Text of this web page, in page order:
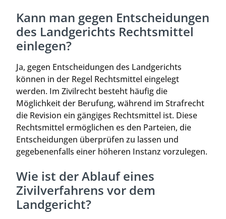
Kann man gegen Entscheidungen
des Landgerichts Rechtsmittel
einlegen?
Ja, gegen Entscheidungen des Landgerichts
können in der Regel Rechtsmittel eingelegt
werden. Im Zivilrecht besteht häufig die
Möglichkeit der Berufung, während im Strafrecht
die Revision ein gängiges Rechtsmittel ist. Diese
Rechtsmittel ermöglichen es den Parteien, die
Entscheidungen überprüfen zu lassen und
gegebenenfalls einer höheren Instanz vorzulegen.
Wie ist der Ablauf eines
Zivilverfahrens vor dem
Landgericht?